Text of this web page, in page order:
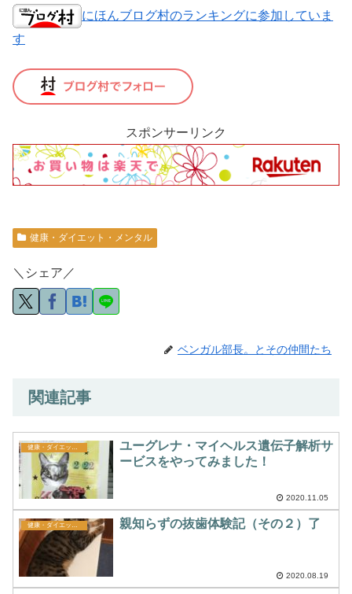
にほんブログ村のランキングに参加していま
す
スポンサーリンク
健康・ダイエット・メンタル
＼シェア／
ベンガル部長。とその仲間たち
関連記事
ユーグレナ・マイヘルス遺伝子解析サ
ービスをやってみました！
2020.11.05
健康・ダイエット・メンタル 親知らずの抜歯体験記（その２）了
2020.08.19